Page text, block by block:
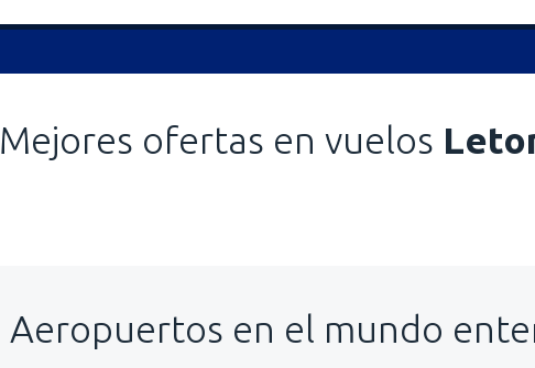
Mejores ofertas en vuelos
Aeropuertos en el mundo